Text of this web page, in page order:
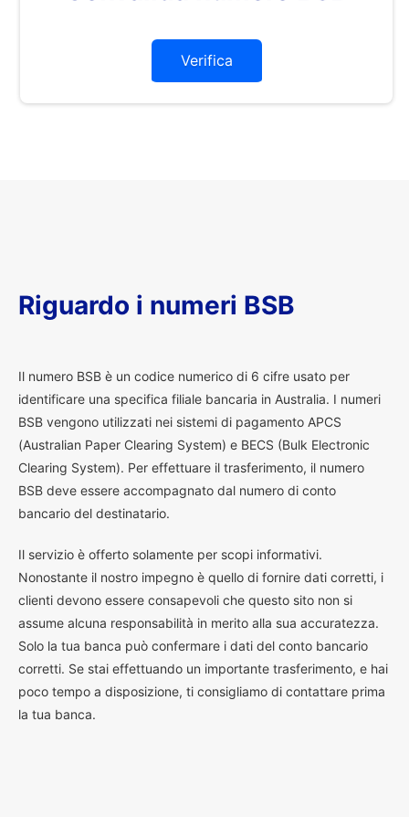
Verifica
Riguardo i numeri BSB
Il numero BSB è un codice numerico di 6 cifre usato per
identificare una specifica filiale bancaria in Australia. I numeri
BSB vengono utilizzati nei sistemi di pagamento APCS
(Australian Paper Clearing System) e BECS (Bulk Electronic
Clearing System). Per effettuare il trasferimento, il numero
BSB deve essere accompagnato dal numero di conto
bancario del destinatario.
Il servizio è offerto solamente per scopi informativi.
Nonostante il nostro impegno è quello di fornire dati corretti, i
clienti devono essere consapevoli che questo sito non si
assume alcuna responsabilità in merito alla sua accuratezza.
Solo la tua banca può confermare i dati del conto bancario
corretti. Se stai effettuando un importante trasferimento, e hai
poco tempo a disposizione, ti consigliamo di contattare prima
la tua banca.